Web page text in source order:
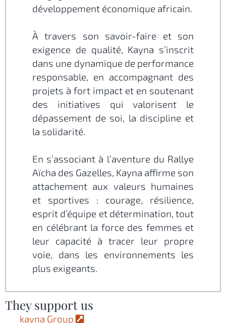
développement économique africain.
À travers son savoir-faire et son
exigence de qualité, Kayna s’inscrit
dans une dynamique de performance
responsable, en accompagnant des
projets à fort impact et en soutenant
des initiatives qui valorisent le
dépassement de soi, la discipline et
la solidarité.
En s’associant à l’aventure du Rallye
Aïcha des Gazelles, Kayna affirme son
attachement aux valeurs humaines
et sportives : courage, résilience,
esprit d’équipe et détermination, tout
en célébrant la force des femmes et
leur capacité à tracer leur propre
voie, dans les environnements les
plus exigeants.
They support us
kayna Group